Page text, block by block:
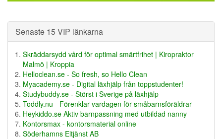
Senaste 15 VIP länkarna
Skräddarsydd vård för optimal smärtfrihet | Kiropraktor
Malmö | Kroppia
Helloclean.se - So fresh, so Hello Clean
Myacademy.se - Digital läxhjälp från toppstudenter!
Studybuddy.se - Störst i Sverige på läxhjälp
Toddly.nu - Förenklar vardagen för småbarnsföräldrar
Heykiddo.se Aktiv barnpassning med utbildad nanny
Kontorsmax - kontorsmaterial online
Söderhamns Eltjänst AB